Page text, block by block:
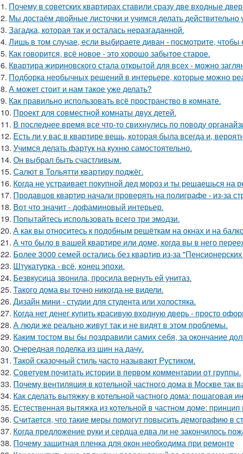
1. Почему в советских квартирах ставили сразу две входные
2. Мы достаём двойные листочки и учимся делать действительно
3. Загадка, которая так и осталась неразгаданной.
4. Лишь в том случае, если выбираете диван - посмотрите,
5. Как говорится, всё новое - это хорошо забытое старое.
6. Квартира жириновского стала открытой для всех - можно
7. Подборка необычных решений в интерьере, которые можно
8. А может стоит и нам такое уже делать?
9. Как правильно использовать всё пространство в комнате.
10. Проект для совместной комнаты двух детей.
11. В последнее время все что-то свихнулись по поводу
12. Есть ли у вас в квартире вещь, которая была всегда и,
13. Учимся делать фартук на кухню самостоятельно.
14. Он выбрал быть счастливым.
15. Салют в Тольятти квартиру поджёг.
16. Когда не устраивает покупной дед мороз и ты решаешься на
17. Продавцов квартир начали проверять на полиграфе - из-за
18. Вот что значит - дофаминовый интерьер.
19. Попытайтесь использовать всего три эмодзи.
20. А как вы относитесь к подобным решёткам на окнах и на
21. А что было в вашей квартире или доме, когда вы в него
22. Более 3000 семей остались без квартир из-за
23. Штукатурка - всё, конец эпохи.
24. Безвкусица звонила, просила вернуть ей унитаз.
25. Такого дома вы точно никогда не видели.
26. Дизайн мини - студии для студента или холостяка.
27. Когда нет денег купить красивую входную дверь - просто
28. А люди же реально живут так и не видят в этом проблемы.
29. Каким тостом вы бы поздравили самих себя, за окончание
30. Очередная поделка из шин на дачу.
31. Такой сказочный стиль часто называют Рустиком.
32. Советуем почитать истории в первом комментарии от группы.
33. Почему вентиляция в котельной частного дома в Москве так
34. Как сделать вытяжку в котельной частного дома: пошаговая
35. Естественная вытяжка из котельной в частном доме:
36. Считается, что такие меры помогут повысить демографию в
37. Когда предложение руки и сердца едва ли не закончилось
38. Почему защитная пленка для окон необходима при ремонте